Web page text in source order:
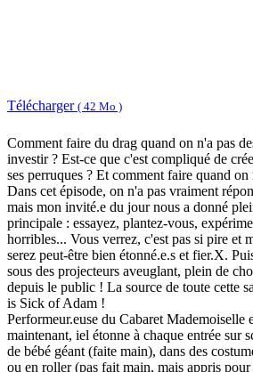
Télécharger ( 42 Mo )
Comment faire du drag quand on n'a pas
investir ? Est-ce que c'est compliqué de
ses perruques ? Et comment faire quand on
Dans cet épisode, on n'a pas vraiment
mais mon invité.e du jour nous a donné
principale : essayez, plantez-vous,
horribles... Vous verrez, c'est pas si pire et
serez peut-être bien étonné.e.s et fier.X.
sous des projecteurs aveuglant, plein de
depuis le public ! La source de toute cette
is Sick of Adam !
Performeur.euse du Cabaret Mademoiselle
maintenant, iel étonne à chaque entrée sur
de bébé géant (faite main), dans des
ou en roller (pas fait main, mais appris